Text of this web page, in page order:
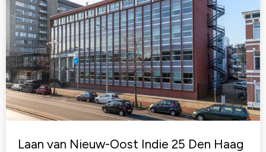
Laan van Nieuw-Oost Indie 25 Den Haag